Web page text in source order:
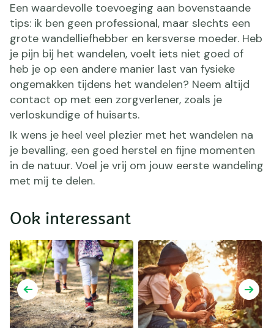
Een waardevolle toevoeging aan bovenstaande
tips: ik ben geen professional, maar slechts een
grote wandelliefhebber en kersverse moeder. Heb
je pijn bij het wandelen, voelt iets niet goed of
heb je op een andere manier last van fysieke
ongemakken tijdens het wandelen? Neem altijd
contact op met een zorgverlener, zoals je
verloskundige of huisarts.
Ik wens je heel veel plezier met het wandelen na
je bevalling, een goed herstel en fijne momenten
in de natuur. Voel je vrij om jouw eerste wandeling
met mij te delen.
Ook interessant